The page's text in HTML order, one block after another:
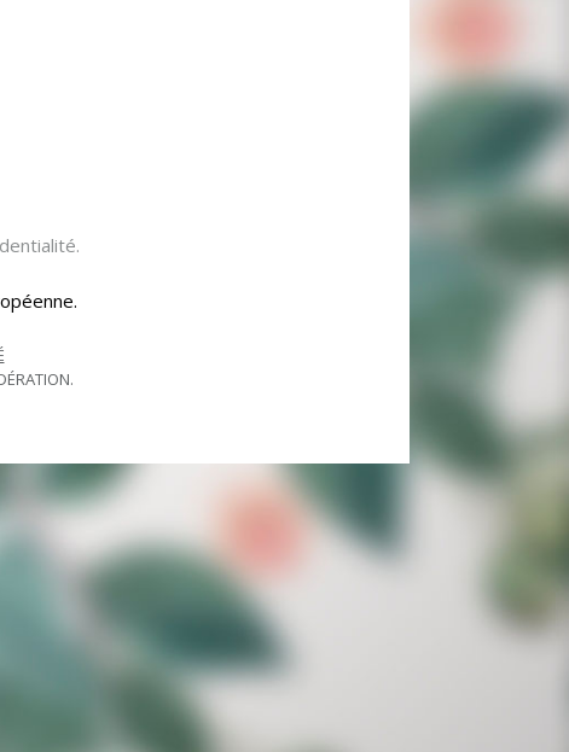
Gérer le consentement aux cookies
pour stocker et/ou accéder aux informations des appareils. Le fait de
à ces technologies nous permettra de traiter des données telles que le
est interdite à défaut d’en avoir obtenu
des marques et concepts déposés et
et peut décider sans préavis ni indemnité
illégales, contraires à l’ordre
LE CHÂTEAU D'ESTOUBLON
CONTACT
NOS CUVÉES
À PROPOS
OÙ NOUS TROUVER ?
ESPACE PRESSE